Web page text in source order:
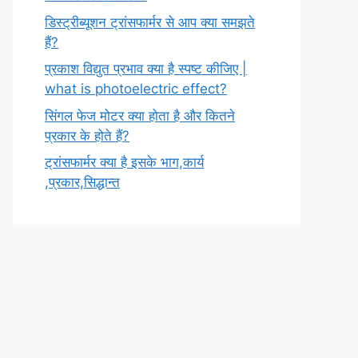
डिस्ट्रीब्यूशन ट्रांसफार्मर से आप क्या समझते
हैं?
प्रकाश विद्युत प्रभाव क्या है स्पष्ट कीजिए |
what is photoelectric effect?
सिंगल फेज मोटर क्या होता है और कितने
प्रकार के होते हैं?
ट्रांसफार्मर क्या है इसके भाग,कार्य
,प्रकार,सिद्धान्त